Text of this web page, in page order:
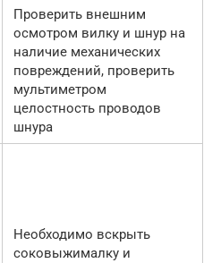
Проверить внешним
осмотром вилку и шнур на
наличие механических
повреждений, проверить
мультиметром
целостность проводов
шнура
Необходимо вскрыть
соковыжималку и